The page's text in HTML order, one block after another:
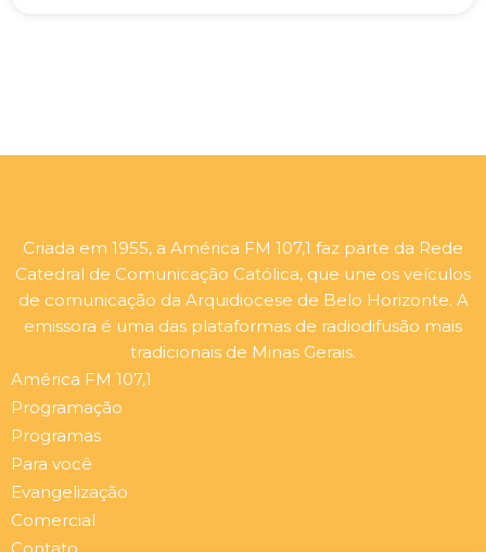
Criada em 1955, a América FM 107,1 faz parte da Rede
Catedral de Comunicação Católica, que une os veículos
de comunicação da Arquidiocese de Belo Horizonte. A
emissora é uma das plataformas de radiodifusão mais
tradicionais de Minas Gerais.
América FM 107,1
Programação
Programas
Para você
Evangelização
Comercial